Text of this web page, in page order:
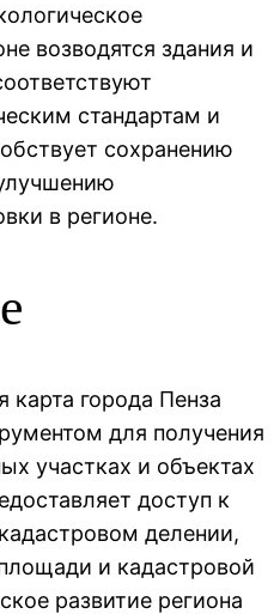
возводятся здания и
стандартам и
сохранению
в регионе.
карта города Пенза
для получения
участках и объектах
доступ к
делении,
и кадастровой
развитие региона